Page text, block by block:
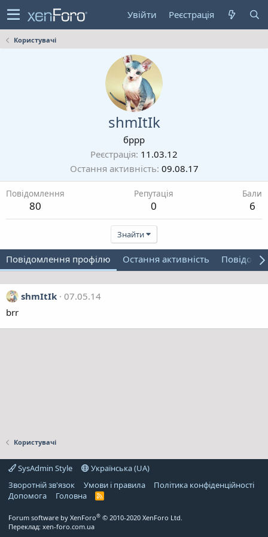
Увійти Реєстрація
Користувачі
shmItIk
бррр
Реєстрація 11.03.12
Остання активність 09.08.17
Повідомлення
80
Репутація
0
Бали
6
Знайти
Повідомлення профілю Остання активність
shmItIk 07.05.14
brr
Користувачі
SysAdmin Style
Українська (UA)
Зворотній зв'язок
Умови і правила
Політика конфіденційності
Дoпoмoга
Головна
R
Forum software by XenForo® © 2010-2020 XenForo Ltd.
Переклад: xen-foro.com.ua